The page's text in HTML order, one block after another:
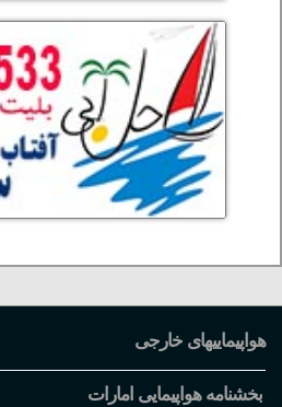
هواپیماییهای خارجی
بخشنامه هواپیمایی امارات